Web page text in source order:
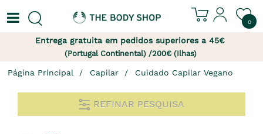
0
Entrega gratuita em pedidos superiores a 45€
(Portugal Continental) /200€ (Ilhas)
Página Principal Capilar Cuidado Capilar Vegano
REFINAR PESQUISA